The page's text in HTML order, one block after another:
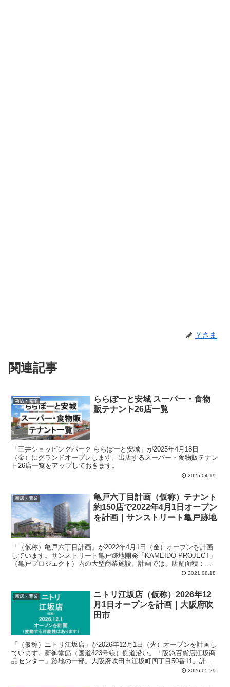
Ｙさま
関連記事
新店・開業
ららぽーと安城 スーパー・食物
販テナント26店一覧
「三井ショッピングパーク ららぽーと安城」が2025年4月18日
（金）にグランドオープンします。出店するスーパー・食物販テナン
ト26店一覧をアップしておきます。
2025.04.19
新店・開業
亀戸六丁目計画（仮称）テナント
約150店で2022年4月1日オープン
を計画｜サンストリート亀戸跡地
「（仮称）亀戸六丁目計画」が2022年4月1日（金）オープンを計画
しています。サンストリート亀戸跡地開発「KAMEIDO PROJECT」
（亀戸プロジェクト）内の大型商業施設。計画では、店舗面積：
22,500平方メートル、店舗数：約150店（予定）、駐車場：270台、
2021.08.18
新店・開業
ニトリ江坂店（仮称）2026年12
月1日オープンを計画｜大阪府吹
田市
「（仮称）ニトリ江坂店」が2026年12月1日（火）オープンを計画し
ています。新御堂筋（国道423号線）側道沿い。「阪急百貨店江坂商
品センター」跡地の一部。大阪府吹田市江坂町四丁目50番11。計画
では、店舗面積：6,709平方メートル、駐車場：164台、駐輪場：224
2026.05.29